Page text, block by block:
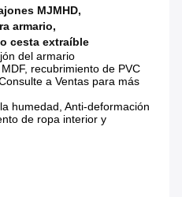
MJMHD,
armario,
cesta extraíble
del armario
recubrimiento de PVC
a Ventas para más
humedad, Anti-deformación
de ropa interior y